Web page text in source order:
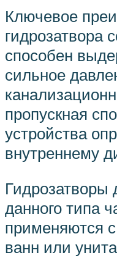
Ключевое
гидрозатвора
способен
сильное
пропускная
устройства
внутреннему
Гидрозатворы
данного типа
применяются
ванн или